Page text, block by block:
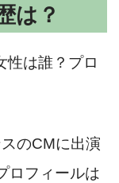
は？
のCMに出演
ロフィールは